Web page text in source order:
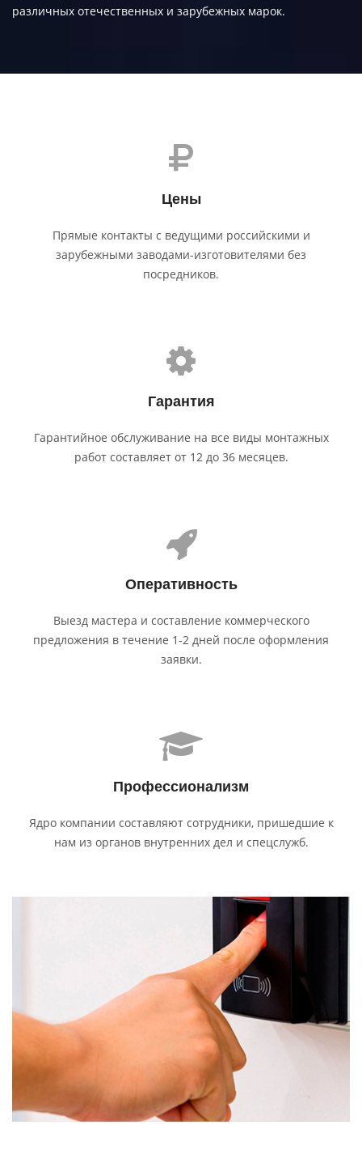
различных отечественных и зарубежных марок.
Цены
Прямые контакты с ведущими российскими и
зарубежными заводами-изготовителями без
посредников.
Гарантия
Гарантийное обслуживание на все виды монтажных
работ составляет от 12 до 36 месяцев.
Оператив­ность
Выезд мастера и составление коммерческого
предложения в течение 1-2 дней после оформления
заявки.
Профес­сионализм
Ядро компании составляют сотрудники, пришедшие к
нам из органов внутренних дел и спецслужб.